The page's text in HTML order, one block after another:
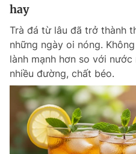
Chuyên mục khác
Chào ngày mới
Tin thị trường
Tin đã lưu
Tin đã xem
Đăng xuất
hay
Trà đá từ lâu đã trở thành
những ngày oi nóng.
lành mạnh hơn so với
nhiều đường, chất béo.